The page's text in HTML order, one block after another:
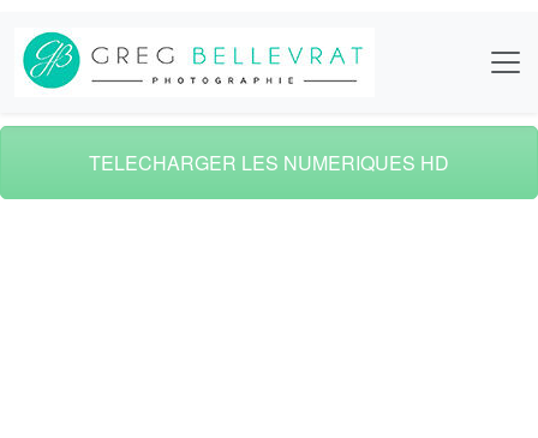
TELECHARGER LES NUMERIQUES HD